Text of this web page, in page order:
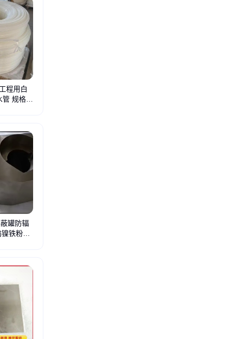
程用白
规格齐
管铌片 钨铼丝
罐防辐
铁粉末